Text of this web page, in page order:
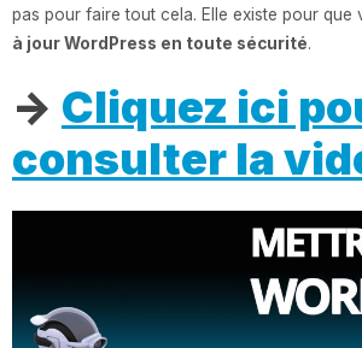
pas pour faire tout cela. Elle existe pour que
à jour WordPress en toute sécurité.
-> Cliquez ici
consulter la